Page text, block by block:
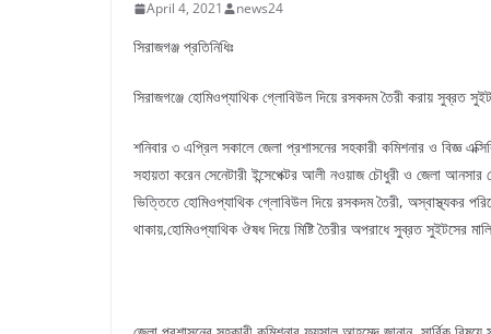
April 4, 2021 news24
সিরাজগঞ্জ প্রতিনিধিঃ
সিরাজগঞ্জে হোমিওপ্যাথিক গ্লোবিউল দিয়ে রসকদম তৈরী করায় সুব্রত
শনিবার ৩ এপ্রিল সকালে জেলা প্রশাসনের সহকারী কমিশনার ও বিজ্ঞ
সহায়তা করেন সেনেটারী ইন্সেপেক্টর আলী নওয়াজ চৌধুরী ও জেলা
ভিত্তিতে হোমিওপ্যাথিক গ্লোবিউল দিয়ে রসকদম তৈরী, অস্বাস্থ্যকর
থাকায়,হোমিওপ্যাথিক ঔষধ দিয়ে মিষ্টি তৈরীর অপরাধে সুব্রত সুইটসের